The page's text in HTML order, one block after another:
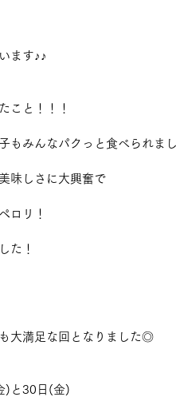
ます♪♪
こと！！！
もみんなパクっと食べられま
味しさに大興奮で
ロリ！
た！
大満足な回となりました◎
)と30日(金)